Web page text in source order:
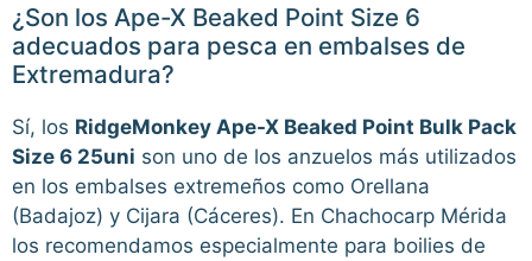
¿Son los Ape-X Beaked Point Size 6
adecuados para pesca en embalses de
Extremadura?
Sí, los RidgeMonkey Ape-X Beaked Point Bulk Pack
Size 6 25uni son uno de los anzuelos más utilizados
en los embalses extremeños como Orellana
(Badajoz) y Cijara (Cáceres). En Chachocarp Mérida
los recomendamos especialmente para boilies de